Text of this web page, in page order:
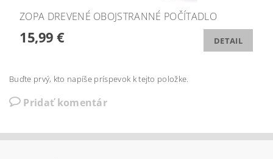
ZOPA DREVENÉ OBOJSTRANNÉ POČÍTADLO
15,99 € DETAIL
Buďte prvý, kto napíše príspevok k tejto položke.
Pridať komentár